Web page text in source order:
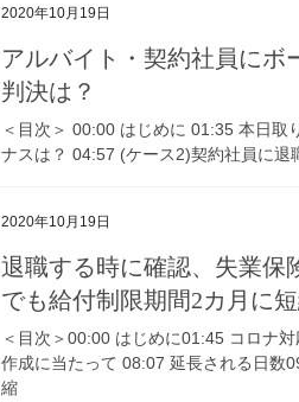
2020年10月19日
アルバイト・契約社員に
判決は？
＜目次＞ 00:00 はじめに 01:35 本日
ナスは？ 04:57 (ケース2)契約社員に退
2020年10月19日
退職する時に確認、失業
でも給付制限期間2カ月に
＜目次＞00:00 はじめに01:45 コロナ
作成に当たって 08:07 延長される日数
縮